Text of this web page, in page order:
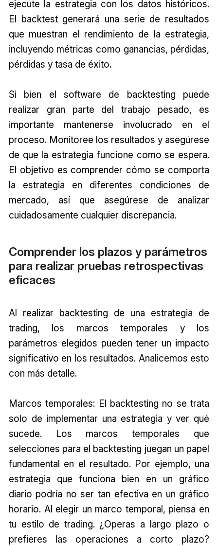
ejecute la estrategia con los datos históricos.
El backtest generará una serie de resultados
que muestran el rendimiento de la estrategia,
incluyendo métricas como ganancias, pérdidas,
pérdidas y tasa de éxito.
Si bien el software de backtesting puede
realizar gran parte del trabajo pesado, es
importante mantenerse involucrado en el
proceso. Monitoree los resultados y asegúrese
de que la estrategia funcione como se espera.
El objetivo es comprender cómo se comporta
la estrategia en diferentes condiciones de
mercado, así que asegúrese de analizar
cuidadosamente cualquier discrepancia.
Comprender los plazos y parámetros
para realizar pruebas retrospectivas
eficaces
Al realizar backtesting de una estrategia de
trading, los marcos temporales y los
parámetros elegidos pueden tener un impacto
significativo en los resultados. Analicemos esto
con más detalle.
Marcos temporales: El backtesting no se trata
solo de implementar una estrategia y ver qué
sucede. Los marcos temporales que
selecciones para el backtesting juegan un papel
fundamental en el resultado. Por ejemplo, una
estrategia que funciona bien en un gráfico
diario podría no ser tan efectiva en un gráfico
horario. Al elegir un marco temporal, piensa en
tu estilo de trading. ¿Operas a largo plazo o
prefieres las operaciones a corto plazo?